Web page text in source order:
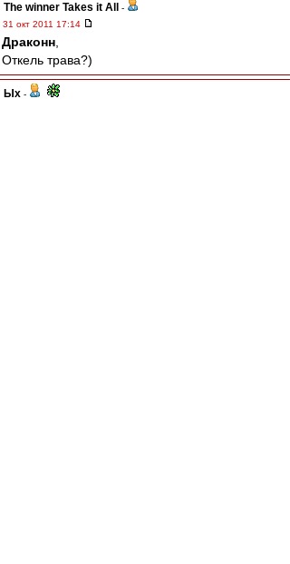
The winner Takes it All
-
31 окт 2011 17:14
Драконн
Откель трава?)
Ых -